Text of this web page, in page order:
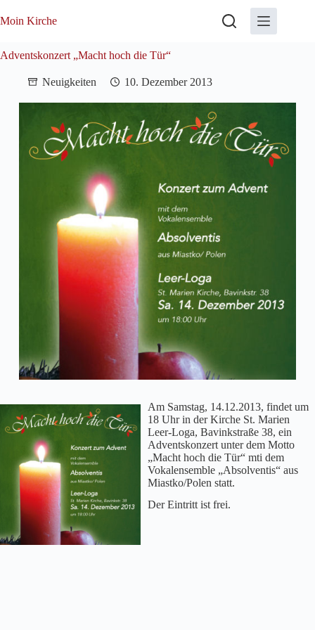
Inhalt
Moin Kirche
Adventskonzert „Macht hoch die Tür“
Neuigkeiten 10. Dezember 2013
Am Samstag, 14.12.2013, findet um
18 Uhr in der Kirche St. Marien
Leer-Loga, Bavinkstraße 38, ein
Adventskonzert unter dem Motto
„Macht hoch die Tür“ mti dem
Vokalensemble „Absolventis“ aus
Miastko/Polen statt.
Der Eintritt ist frei.